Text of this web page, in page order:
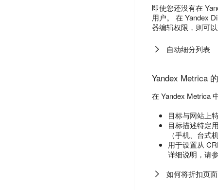
即使您还没有在
用户。 在 Yandex
器编辑权限，则可
自动细分列表
Yandex Metrica
在 Yandex Metrica
目标与网站上
目标描述特定
（手机、台式
用于设置从
详细说明，请
如何将折扣页